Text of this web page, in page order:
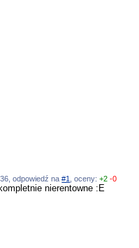
odpowiedź na#1 , oceny:+2 -0
nierentowne :E